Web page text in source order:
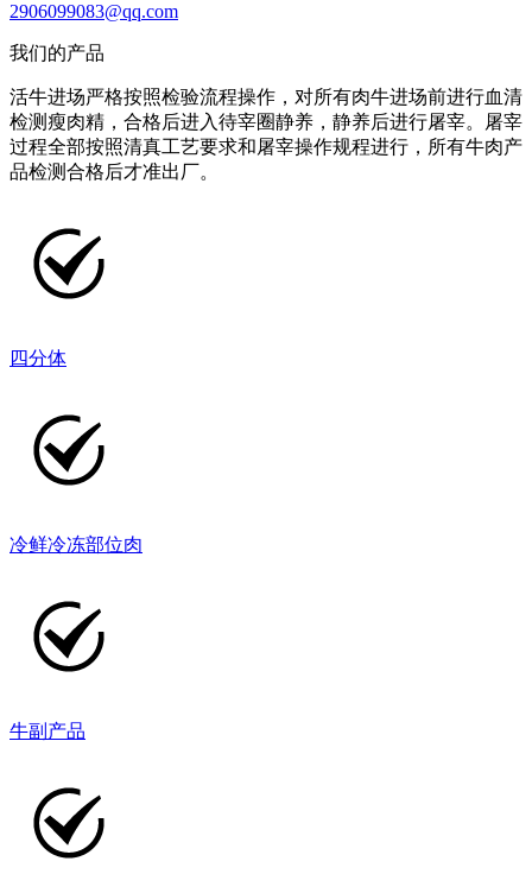
2906099083@qq.com
我们的产品
活牛进场严格按照检验流程操作，对所有肉牛进场前进行血清
检测瘦肉精，合格后进入待宰圈静养，静养后进行屠宰。屠宰
过程全部按照清真工艺要求和屠宰操作规程进行，所有牛肉产
品检测合格后才准出厂。
四分体
冷鲜冷冻部位肉
牛副产品